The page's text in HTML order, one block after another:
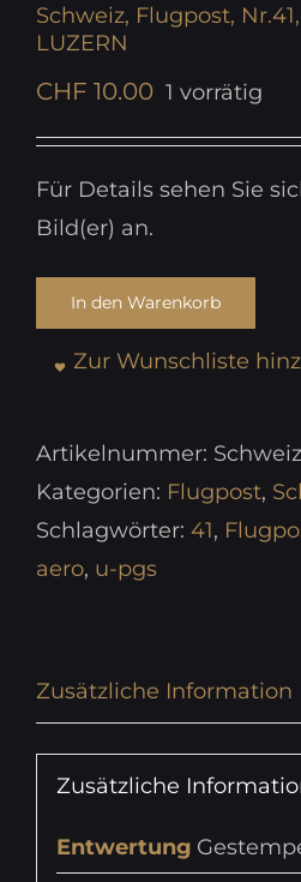
Schweiz, Flugpost,
LUZERN
CHF 10.00 1 vorrätig
Für Details sehen Sie
Bild(er) an.
In den Warenkorb
Zur Wunschliste
Artikelnummer:
Kategorien: Flugpost,
Schlagwörter: 41,
aero, u-pgs
Zusätzliche Information
Zusätzliche
Entwertung